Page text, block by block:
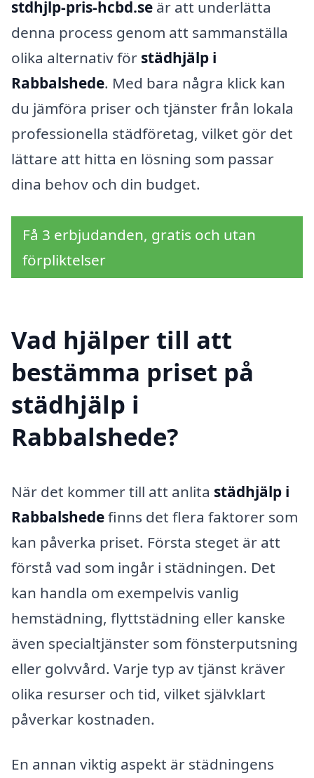
stdhjlp-pris-hcbd.se är att underlätta
denna process genom att sammanställa
olika alternativ för städhjälp i
Rabbalshede. Med bara några klick kan
du jämföra priser och tjänster från lokala
professionella städföretag, vilket gör det
lättare att hitta en lösning som passar
dina behov och din budget.
Få 3 erbjudanden, gratis och utan
förpliktelser
Vad hjälper till att
bestämma priset på
städhjälp i
Rabbalshede?
När det kommer till att anlita städhjälp i
Rabbalshedefinns det flera faktorer som
kan påverka priset. Första steget är att
förstå vad som ingår i städningen. Det
kan handla om exempelvis vanlig
hemstädning, flyttstädning eller kanske
även specialtjänster som fönsterputsning
eller golvvård. Varje typ av tjänst kräver
olika resurser och tid, vilket självklart
påverkar kostnaden.
En annan viktig aspekt är städningens